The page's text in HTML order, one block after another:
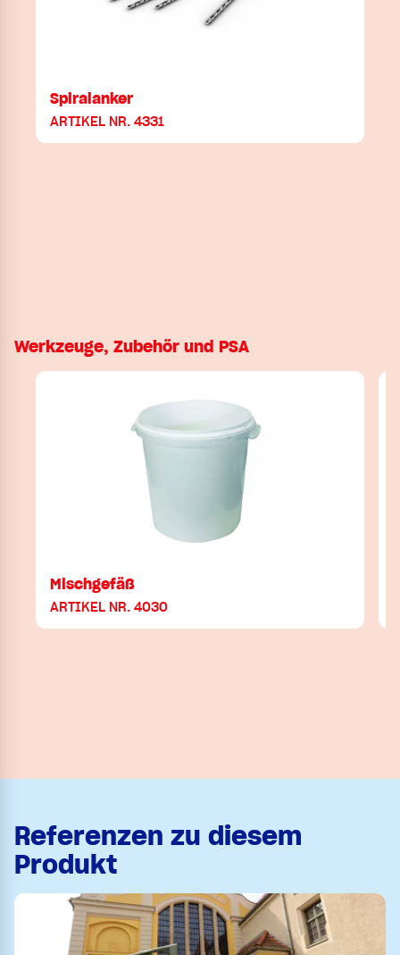
Spiralanker
ARTIKEL NR. 4331
Werkzeuge, Zubehör und PSA
Mischgefäß
ARTIKEL NR. 4030
Referenzen zu diesem
Produkt